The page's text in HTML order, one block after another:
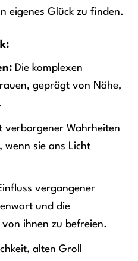
eigenes Glück zu finden.
Die komplexen
geprägt von Nähe,
verborgener Wahrheiten
wenn sie ans Licht
vergangener
und die
ihnen zu befreien.
alten Groll